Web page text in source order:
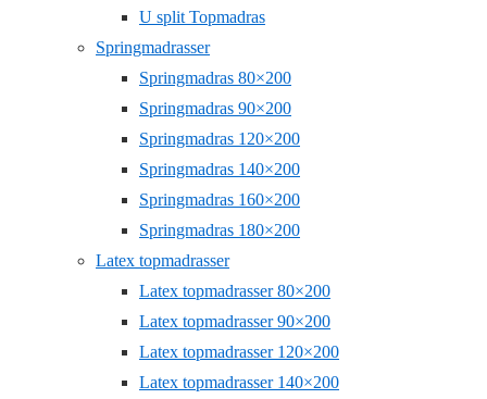
U split Topmadras
Springmadrasser
Springmadras 80×200
Springmadras 90×200
Springmadras 120×200
Springmadras 140×200
Springmadras 160×200
Springmadras 180×200
Latex topmadrasser
Latex topmadrasser 80×200
Latex topmadrasser 90×200
Latex topmadrasser 120×200
Latex topmadrasser 140×200